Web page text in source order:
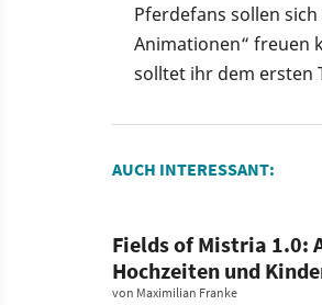
Pferdefans sollen
Animationen“ freuen
solltet ihr dem ersten
AUCH INTERESSANT:
Fields of Mistria 1.0:
Hochzeiten und
von Maximilian Franke